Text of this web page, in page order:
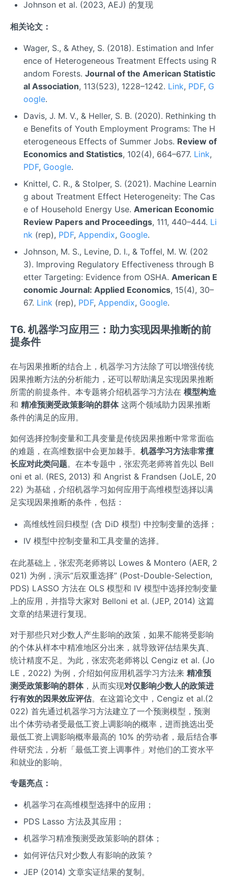
Johnson et al. (2023, AEJ) 的复现
相关论文：
Wager, S., & Athey, S. (2018). Estimation and Infer
ence of Heterogeneous Treatment Effects using R
andom Forests. Journal of the American Statistic
al Association, 113(523), 1228–1242. Link, PDF, G
oogle.
Davis, J. M. V., & Heller, S. B. (2020). Rethinking th
e Benefits of Youth Employment Programs: The H
eterogeneous Effects of Summer Jobs. Review of
Economics and Statistics, 102(4), 664–677. Link,
PDF, Google.
Knittel, C. R., & Stolper, S. (2021). Machine Learnin
g about Treatment Effect Heterogeneity: The Cas
e of Household Energy Use. American Economic
Review Papers and Proceedings, 111, 440–444. Li
nk(rep), PDF, Appendix, Google.
Johnson, M. S., Levine, D. I., & Toffel, M. W. (202
3). Improving Regulatory Effectiveness through B
etter Targeting: Evidence from OSHA. American E
conomic Journal: Applied Economics, 15(4), 30–
67. Link(rep), PDF, Appendix, Google.
T6. 机器学习应用三：助力实现因果推断的前
提条件
在与因果推断的结合上，机器学习方法除了可以增强传统
因果推断方法的分析能力，还可以帮助满足实现因果推断
所需的前提条件。本专题将介绍机器学习方法在 模型构造
和 精准预测受政策影响的群体这两个领域助力因果推断
条件的满足的应用。
如何选择控制变量和工具变量是传统因果推断中常常面临
的难题，在高维数据中会更加棘手。 机器学习方法非常擅
长应对此类问题。在本专题中，张宏亮老师将首先以 Bell
oni et al. (RES, 2013) 和 Angrist & Frandsen (JoLE, 20
22) 为基础，介绍机器学习如何应用于高维模型选择以满
足实现因果推断的条件，包括：
高维线性回归模型 (含 DiD 模型) 中控制变量的选择；
IV 模型中控制变量和工具变量的选择。
在此基础上，张宏亮老师将以 Lowes & Montero (AER, 2
021) 为例，演示“后双重选择” (Post-Double-Selection,
PDS) LASSO 方法在 OLS 模型和 IV 模型中选择控制变量
上的应用，并指导大家对 Belloni et al. (JEP, 2014) 这篇
文章的结果进行复现。
对于那些只对少数人产生影响的政策，如果不能将受影响
的个体从样本中精准地区分出来，就导致评估结果失真、
统计精度不足。为此，张宏亮老师将以 Cengiz et al. (Jo
LE，2022) 为例，介绍如何应用机器学习方法来 精准预
测受政策影响的群体，从而实现对仅影响少数人的政策进
行有效的因果效应评估。在这篇论文中，Cengiz et al.(2
022) 首先通过机器学习方法建立了一个预测模型，预测
出个体劳动者受最低工资上调影响的概率，进而挑选出受
最低工资上调影响概率最高的 10% 的劳动者，最后结合事
件研究法，分析「最低工资上调事件」对他们的工资水平
和就业的影响。
专题亮点：
机器学习在高维模型选择中的应用；
PDS Lasso 方法及其应用；
机器学习精准预测受政策影响的群体；
如何评估只对少数人有影响的政策？
JEP (2014) 文章实证结果的复制。